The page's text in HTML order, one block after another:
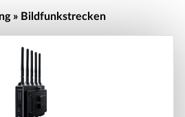
» Bildfunkstrecken